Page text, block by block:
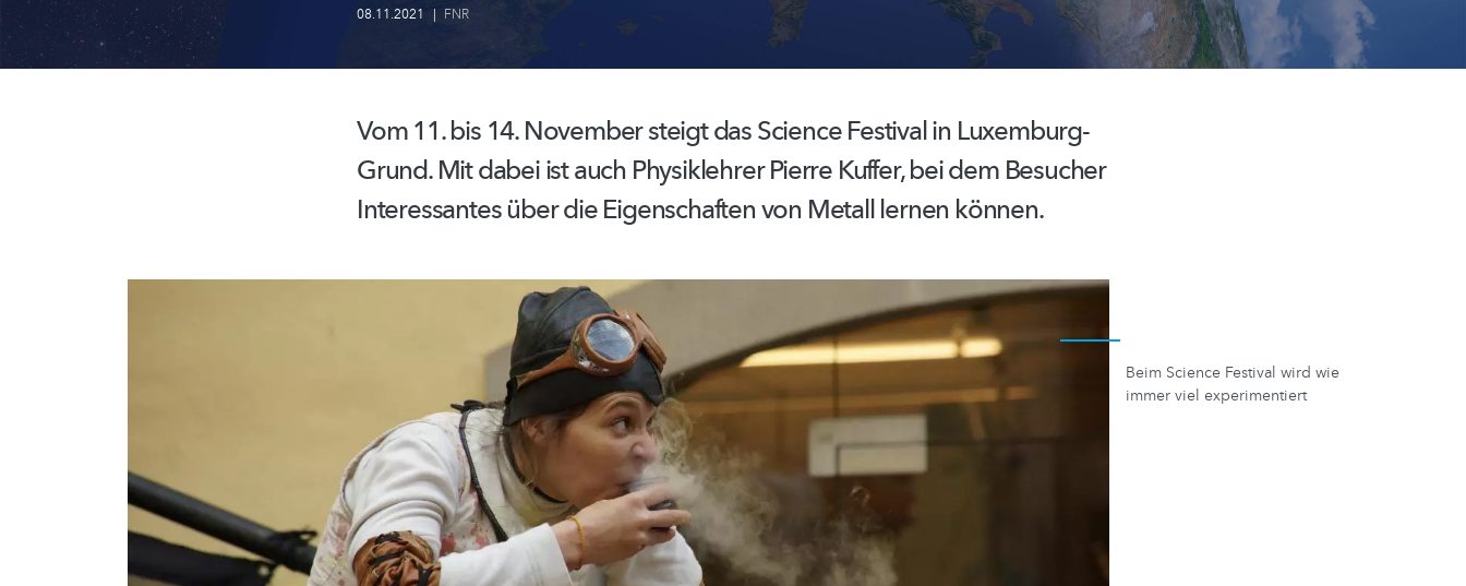
08.11.2021 | FNR
Vom 11. bis 14. November steigt das Science Festival in Luxemburg-
Grund.Mit dabei ist auch Physiklehrer Pierre Kuffer, bei dem Besucher
Interessantes über die Eigenschaften von Metall lernen können.
Beim Science Festival wird wie
immer viel experimentiert